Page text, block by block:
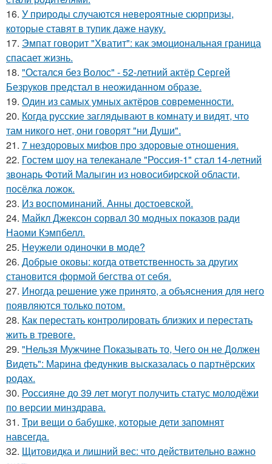
16. У природы случаются невероятные сюрпризы,
которые ставят в тупик даже науку.
17. Эмпат говорит "Хватит": как эмоциональная граница
спасает жизнь.
18. "Остался без Волос" - 52-летний актёр Сергей
Безруков предстал в неожиданном образе.
19. Один из самых умных актёров современности.
20. Когда русские заглядывают в комнату и видят, что
там никого нет, они говорят "ни Души".
21. 7 нездоровых мифов про здоровые отношения.
22. Гостем шоу на телеканале "Россия-1" стал 14-летний
звонарь Фотий Малыгин из новосибирской области,
посёлка ложок.
23. Из воспоминаний. Анны достоевской.
24. Майкл Джексон сорвал 30 модных показов ради
Наоми Кэмпбелл.
25. Неужели одиночки в моде?
26. Добрые оковы: когда ответственность за других
становится формой бегства от себя.
27. Иногда решение уже принято, а объяснения для него
появляются только потом.
28. Как перестать контролировать близких и перестать
жить в тревоге.
29. "Нельзя Мужчине Показывать то, Чего он не Должен
Видеть": Марина федункив высказалась о партнёрских
родах.
30. Россияне до 39 лет могут получить статус молодёжи
по версии минздрава.
31. Три вещи о бабушке, которые дети запомнят
навсегда.
32. Щитовидка и лишний вес: что действительно важно